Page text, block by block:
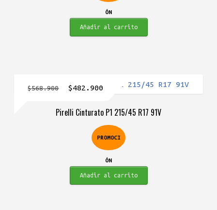
ÓN
Añadir al carrito
Pirelli Cinturato P1 215/45 R17 91V
PROMOCI
ÓN
$568.900
El
original
$568.900.
$482.900
actual
es:
$482.900.
Añadir al carrito